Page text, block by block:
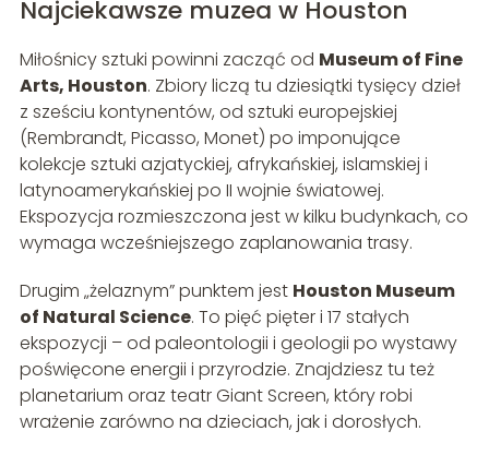
Najciekawsze muzea w Houston
Miłośnicy sztuki powinni zacząć od Museum of Fine
Arts, Houston. Zbiory liczą tu dziesiątki tysięcy dzieł
z sześciu kontynentów, od sztuki europejskiej
(Rembrandt, Picasso, Monet) po imponujące
kolekcje sztuki azjatyckiej, afrykańskiej, islamskiej i
latynoamerykańskiej po II wojnie światowej.
Ekspozycja rozmieszczona jest w kilku budynkach, co
wymaga wcześniejszego zaplanowania trasy.
Drugim „żelaznym” punktem jest Houston Museum
of Natural Science. To pięć pięter i 17 stałych
ekspozycji – od paleontologii i geologii po wystawy
poświęcone energii i przyrodzie. Znajdziesz tu też
planetarium oraz teatr Giant Screen, który robi
wrażenie zarówno na dzieciach, jak i dorosłych.